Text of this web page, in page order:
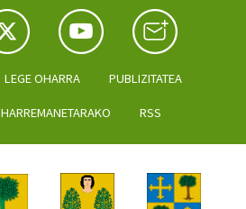
LEGE OHARRA PUBLIZITATEA
HARREMANETARAKO RSS